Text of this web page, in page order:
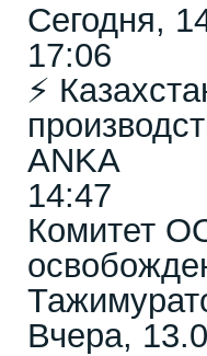
Сегодня,
17:06
⚡️
ANKA
14:47
Комитет
Вчера,